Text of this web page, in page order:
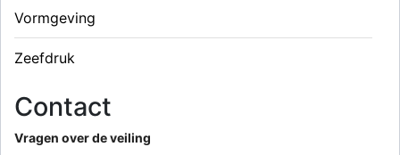
Vormgeving
Zeefdruk
Contact
Vragen over de veiling